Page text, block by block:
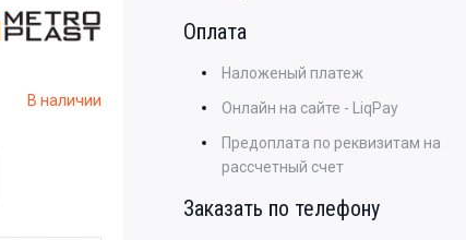
В наличии
Оплата
Наложеный платеж
Онлайн на сайте - LiqPay
Предоплата по реквизитам на
рассчетный счет
Заказать по телефону